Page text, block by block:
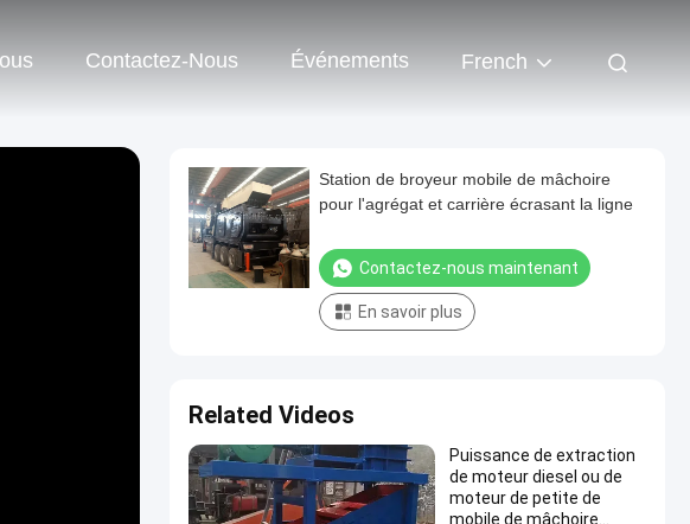
Contactez-Nous Événements French
Station de broyeur mobile de mâchoire
pour l'agrégat et carrière écrasant la ligne
Contactez-nous maintenant
En savoir plus
Related Videos
Puissance de extraction
de moteur diesel ou de
moteur de petite de
mobile de mâchoire